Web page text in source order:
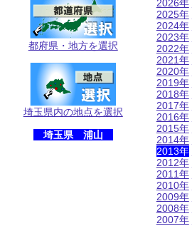
都府県・地方を選択
埼玉県内の地点を選択
埼玉県 浦山
2026年
2025年
2024年
2023年
2022年
2021年
2020年
2019年
2018年
2017年
2016年
2015年
2014年
2013年
2012年
2011年
2010年
2009年
2008年
2007年